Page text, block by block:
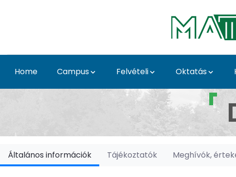
Home Campus Felvételi Oktatás
Doktori Iskolák -
Általános információk Tájékoztatók Meghívók,